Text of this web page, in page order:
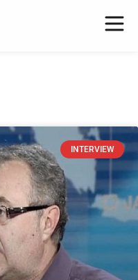
INTERVIEW